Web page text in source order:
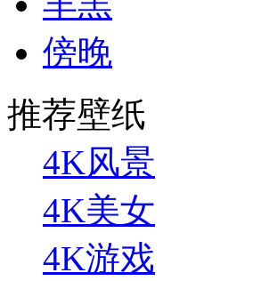
傍晚
推荐壁纸
4K风景
4K美女
4K游戏